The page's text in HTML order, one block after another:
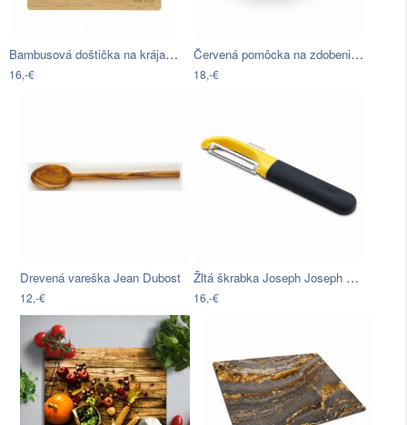
Bambusová doštička na krájanie Premier…
16,-€
Červená pomôcka na zdobenie na cupcakes…
18,-€
Drevená vareška Jean Dubost
12,-€
Žltá škrabka Joseph Joseph Multi-peel
16,-€